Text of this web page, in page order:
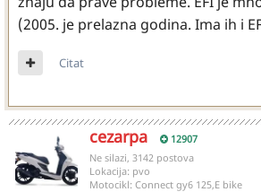
(2005. je prelazna godina. Ima ih i
Citat
cezarpa 12907
Ne silazi, 3142 postova
Lokacija: pvo
Motocikl: Connect gy6 125,E bike